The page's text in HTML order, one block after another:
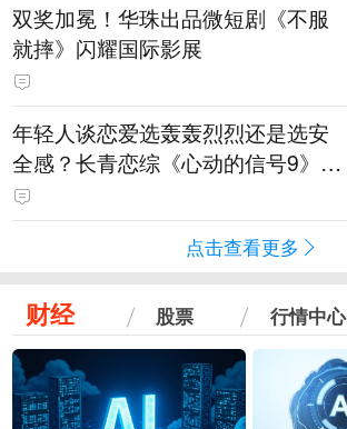
双奖加冕！华珠出品微短剧《不服
就摔》闪耀国际影展
年轻人谈恋爱选轰轰烈烈还是选安
全感？长青恋综《心动的信号9》回
归
点击查看更多
财经 股票 行情中心